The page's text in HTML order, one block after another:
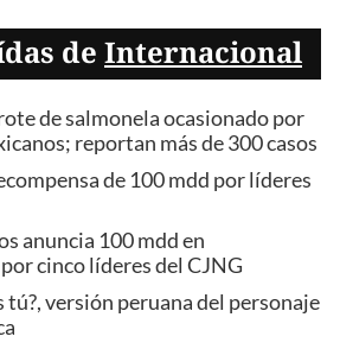
de Internacional
de salmonela ocasionado por
reportan más de 300 casos
de 100 mdd por líderes
anuncia 100 mdd en
cinco líderes del CJNG
tú?, versión peruana del personaje